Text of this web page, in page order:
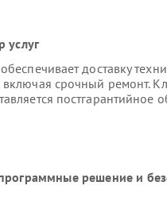
услуг
доставку
срочный ремонт.
решение и